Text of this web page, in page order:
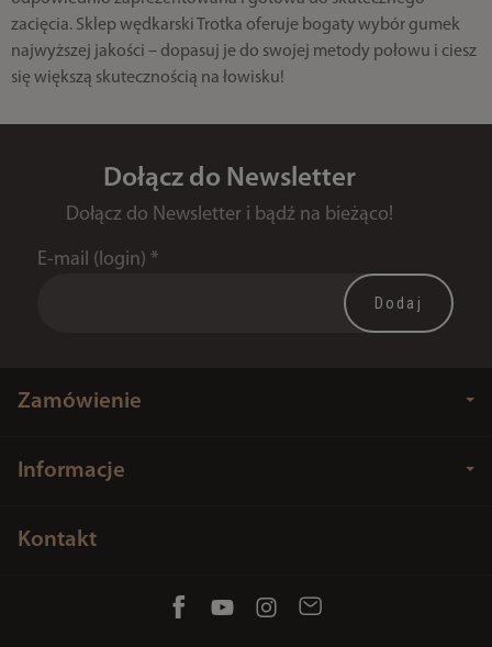
zacięcia. Sklep wędkarski Trotka oferuje bogaty wybór gumek
najwyższej jakości – dopasuj je do swojej metody połowu i ciesz
się większą skutecznością na łowisku!
Dołącz do Newsletter
Dołącz do Newsletter i bądź na bieżąco!
E-mail (login) *
Zamówienie
Informacje
Kontakt